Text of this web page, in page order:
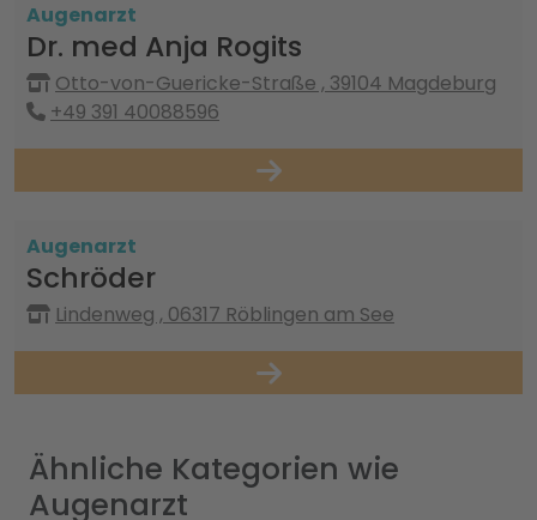
Augenarzt
Dr. med Anja Rogits
Otto-von-Guericke-Straße , 39104 Magdeburg
+49 391 40088596
Augenarzt
Schröder
Lindenweg , 06317 Röblingen am See
Ähnliche Kategorien wie
Augenarzt